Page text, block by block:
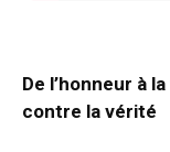
De l’honneur à
contre la vérité